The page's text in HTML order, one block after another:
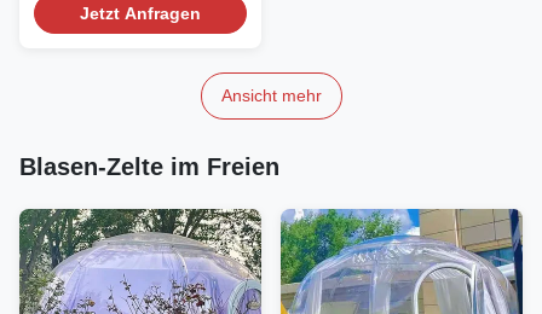
Jetzt Anfragen
Ansicht mehr
Blasen-Zelte im Freien